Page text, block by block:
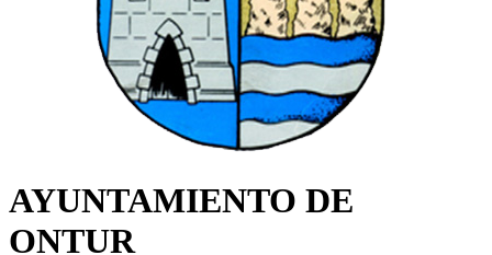
AYUNTAMIENTO DE
ONTUR